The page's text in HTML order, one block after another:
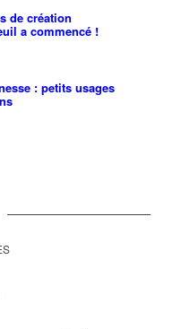
de création
a commencé !
: petits usages